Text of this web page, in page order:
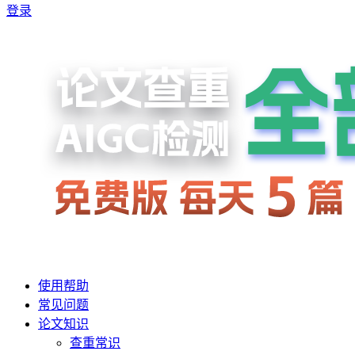
登录
使用帮助
常见问题
论文知识
查重常识